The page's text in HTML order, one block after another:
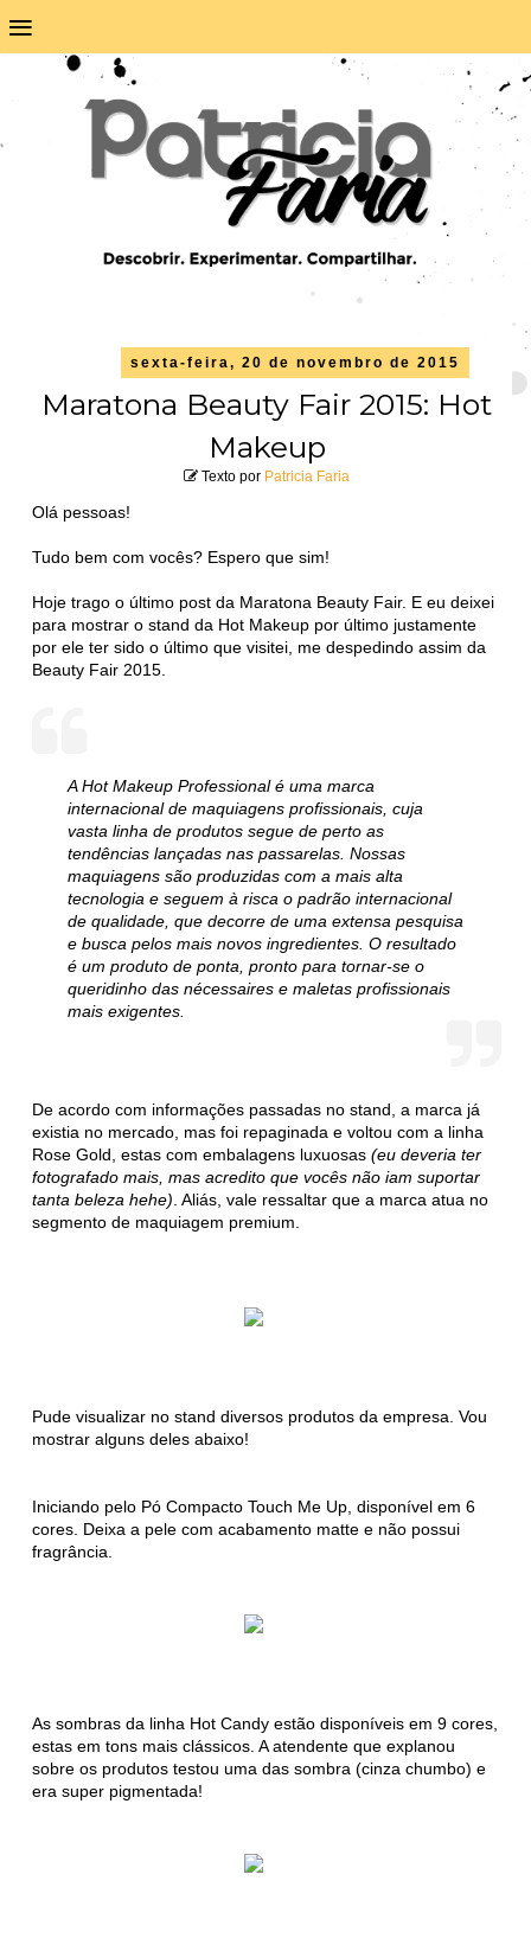
≡
sexta-feira, 20 de novembro de 2015
Maratona Beauty Fair 2015: Hot
Makeup
Texto por Patricia Faria
Olá pessoas!
Tudo bem com vocês? Espero que sim!
Hoje trago o último post da Maratona Beauty Fair. E eu deixei
para mostrar o stand da Hot Makeup por último justamente
por ele ter sido o último que visitei, me despedindo assim da
Beauty Fair 2015.
A Hot Makeup Professional é uma marca
internacional de maquiagens profissionais, cuja
vasta linha de produtos segue de perto as
tendências lançadas nas passarelas. Nossas
maquiagens são produzidas com a mais alta
tecnologia e seguem à risca o padrão internacional
de qualidade, que decorre de uma extensa pesquisa
e busca pelos mais novos ingredientes. O resultado
é um produto de ponta, pronto para tornar-se o
queridinho das nécessaires e maletas profissionais
mais exigentes.
De acordo com informações passadas no stand, a marca já
existia no mercado, mas foi repaginada e voltou com a linha
Rose Gold, estas com embalagens luxuosas(eu deveria ter
fotografado mais, mas acredito que vocês não iam suportar
tanta beleza hehe) . Aliás, vale ressaltar que a marca atua no
segmento de maquiagem premium.
Pude visualizar no stand diversos produtos da empresa. Vou
mostrar alguns deles abaixo!
Iniciando pelo Pó Compacto Touch Me Up, disponível em 6
cores. Deixa a pele com acabamento matte e não possui
fragrância.
As sombras da linha Hot Candy estão disponíveis em 9 cores,
estas em tons mais clássicos. A atendente que explanou
sobre os produtos testou uma das sombra (cinza chumbo) e
era super pigmentada!